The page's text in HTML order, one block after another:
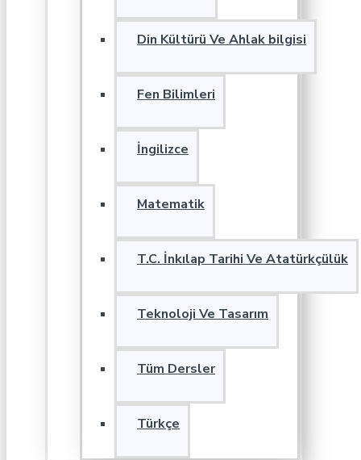
Din Kültürü Ve Ahlak bilgisi
Fen Bilimleri
İngilizce
Matematik
T.C. İnkılap Tarihi Ve Atatürkçülük
Teknoloji Ve Tasarım
Tüm Dersler
Türkçe